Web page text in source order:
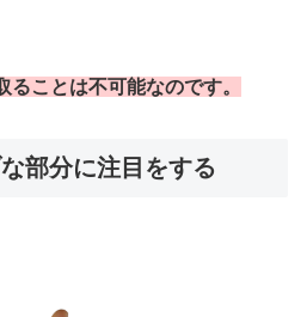
ことは不可能なのです。
部分に注目をする